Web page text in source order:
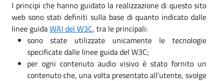
I principi che hanno guidato la realizzazione di questo sito
web sono stati definiti sulla base di quanto indicato dalle
linee guidaWAI del W3C, tra le principali:
sono state utilizzate unicamente le tecnologie
specificate dalle linee guida del W3C;
per ogni contenuto audio visivo è stato fornito un
contenuto che, una volta presentato all'utente, svolge